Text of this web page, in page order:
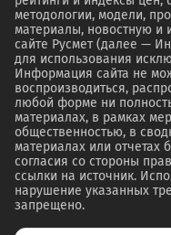
методологии, модели,
материалы, новостную
сайте Русмет (далее —
для использования
Информация сайта не
воспроизводиться,
любой форме ни
материалах, в рамках
общественностью, в
материалах или отчетах
согласия со стороны
ссылки на источник.
нарушение указанных
запрещено.